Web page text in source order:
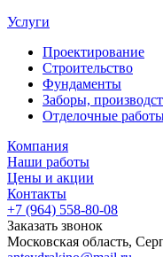
Услуги
Проектирование
Строительство
Фундаменты
Заборы,
Отделочные
Компания
Наши работы
Цены и акции
Контакты
+7 (964) 558-80-08
Заказать звонок
Московская область,